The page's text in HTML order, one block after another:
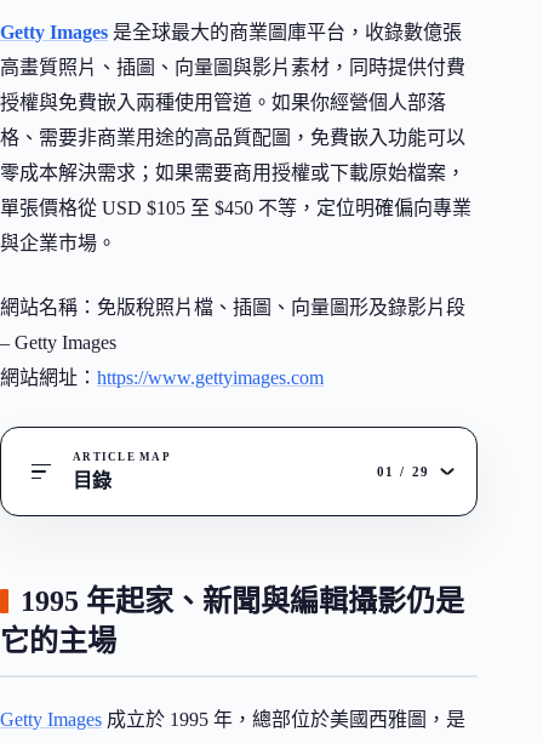
Getty Images 是全球最大的商業圖庫平台，收錄數億張
高畫質照片、插圖、向量圖與影片素材，同時提供付費
授權與免費嵌入兩種使用管道。如果你經營個人部落
格、需要非商業用途的高品質配圖，免費嵌入功能可以
零成本解決需求；如果需要商用授權或下載原始檔案，
單張價格從 USD $105 至 $450 不等，定位明確偏向專業
與企業市場。
網站名稱：免版稅照片檔、插圖、向量圖形及錄影片段
– Getty Images
網站網址： https://www.gettyimages.com
ARTICLE MAP
目錄 01 / 29
1995 年起家、新聞與編輯攝影仍是
它的主場
Getty Images 成立於 1995 年，總部位於美國西雅圖，是